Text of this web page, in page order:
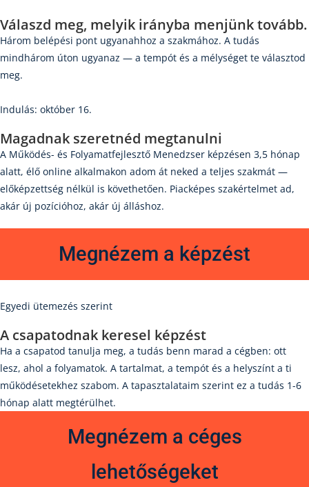
Válaszd meg, melyik irányba menjünk tovább.
Három belépési pont ugyanahhoz a szakmához. A tudás
mindhárom úton ugyanaz — a tempót és a mélységet te választod
meg.
Indulás: október 16.
Magadnak szeretnéd megtanulni
A Működés- és Folyamatfejlesztő Menedzser képzésen 3,5 hónap
alatt, élő online alkalmakon adom át neked a teljes szakmát —
előképzettség nélkül is követhetően. Piacképes szakértelmet ad,
akár új pozícióhoz, akár új álláshoz.
Megnézem a képzést
Egyedi ütemezés szerint
A csapatodnak keresel képzést​
Ha a csapatod tanulja meg, a tudás benn marad a cégben: ott
lesz, ahol a folyamatok. A tartalmat, a tempót és a helyszínt a ti
működésetekhez szabom. A tapasztalataim szerint ez a tudás 1-6
hónap alatt megtérülhet.
Megnézem a céges
lehetőségeket